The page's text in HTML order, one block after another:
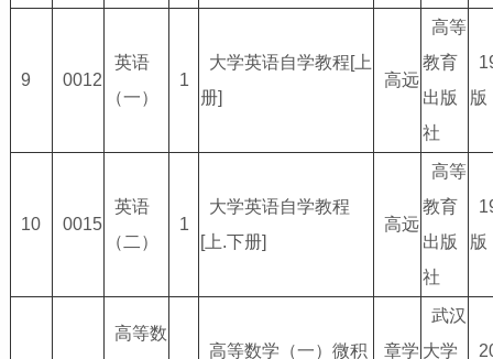
9 0012
英语
（一）
1
大学英语自学教程[上
册]
高远
高等
教育
出版
社
版
10 0015
英语
（二）
1
大学英语自学教程
[上.下册]
高远
高等
教育
出版
社
版
高等数
高等数学（一）微积
章学
武汉
大学